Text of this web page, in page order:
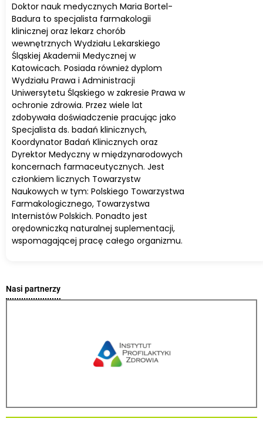
Doktor nauk medycznych Maria Bortel-
Badura to specjalista farmakologii
klinicznej oraz lekarz chorób
wewnętrznych Wydziału Lekarskiego
Śląskiej Akademii Medycznej w
Katowicach. Posiada również dyplom
Wydziału Prawa i Administracji
Uniwersytetu Śląskiego w zakresie Prawa w
ochronie zdrowia. Przez wiele lat
zdobywała doświadczenie pracując jako
Specjalista ds. badań klinicznych,
Koordynator Badań Klinicznych oraz
Dyrektor Medyczny w międzynarodowych
koncernach farmaceutycznych. Jest
członkiem licznych Towarzystw
Naukowych w tym: Polskiego Towarzystwa
Farmakologicznego, Towarzystwa
Internistów Polskich. Ponadto jest
orędowniczką naturalnej suplementacji,
wspomagającej pracę całego organizmu.
Nasi partnerzy